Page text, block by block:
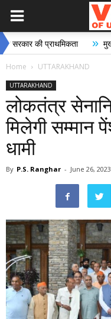
प्राथमिकता » मुख्यमंत्री से
Home UTTARAKHAND
UTTARAKHAND
लोकतंत्र
मिलेगी सम्मान
धामी
By P.S. Ranghar - June 26, 2023